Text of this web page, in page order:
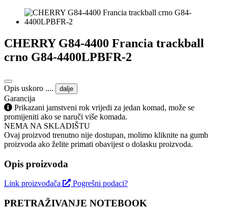
CHERRY G84-4400 Francia trackball
crno G84-4400LPBFR-2
Opis uskoro .... dalje
Garancija
Prikazani jamstveni rok vrijedi za jedan komad, može se
promijeniti ako se naruči više komada.
NEMA NA SKLADIŠTU
Ovaj proizvod trenutno nije dostupan, molimo kliknite na gumb
proizvoda ako želite primati obavijest o dolasku proizvoda.
Opis proizvoda
Link proizvođača Pogrešni podaci?
PRETRAŽIVANJE NOTEBOOK